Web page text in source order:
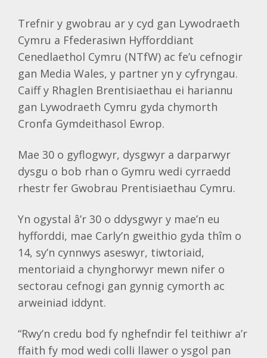
Trefnir y gwobrau ar y cyd gan Lywodraeth
Cymru a Ffederasiwn Hyfforddiant
Cenedlaethol Cymru (NTfW) ac fe’u cefnogir
gan Media Wales, y partner yn y cyfryngau.
Caiff y Rhaglen Brentisiaethau ei hariannu
gan Lywodraeth Cymru gyda chymorth
Cronfa Gymdeithasol Ewrop.
Mae 30 o gyflogwyr, dysgwyr a darparwyr
dysgu o bob rhan o Gymru wedi cyrraedd
rhestr fer Gwobrau Prentisiaethau Cymru.
Yn ogystal â’r 30 o ddysgwyr y mae’n eu
hyfforddi, mae Carly’n gweithio gyda thîm o
14, sy’n cynnwys aseswyr, tiwtoriaid,
mentoriaid a chynghorwyr mewn nifer o
sectorau cefnogi gan gynnig cymorth ac
arweiniad iddynt.
“Rwy’n credu bod fy nghefndir fel teithiwr a’r
ffaith fy mod wedi colli llawer o ysgol pan